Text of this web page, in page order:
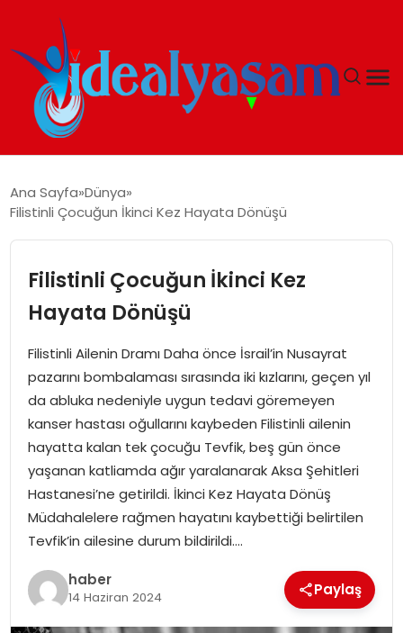
GÜNDEM
EKONOMI
İDEAL YAŞAM
İDEAL SPOR
YAŞAM
MAGAZIN
SAĞLIK
SOSYAL HABER
Ana Sayfa Dünya
Filistinli Çocuğun İkinci Kez Hayata Dönüşü
Filistinli Çocuğun İkinci Kez
Hayata Dönüşü
Filistinli Ailenin Dramı Daha önce İsrail’in Nusayrat
pazarını bombalaması sırasında iki kızlarını, geçen yıl
da abluka nedeniyle uygun tedavi göremeyen
kanser hastası oğullarını kaybeden Filistinli ailenin
hayatta kalan tek çocuğu Tevfik, beş gün önce
yaşanan katliamda ağır yaralanarak Aksa Şehitleri
Hastanesi’ne getirildi. İkinci Kez Hayata Dönüş
Müdahalelere rağmen hayatını kaybettiği belirtilen
Tevfik’in ailesine durum bildirildi….
haber
14 Haziran 2024 Paylaş